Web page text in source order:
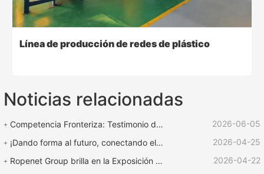
Línea de producción de redes de plástico
Noticias relacionadas
Competencia Fronteriza: Testimonio de Fuerza | Equipo ROPENET Apoya la Competencia de Cuerdas "Copa de Rescate Lu Zhen"
2026-06-05
¡Dando forma al futuro, conectando el mundo! | ¡La feria internacional de plásticos y caucho ROPENET 2026 llega a su fin!
2026-04-25
Ropenet Group brilla en la Exposición Internacional de Caucho y Plástico de Shanghái y regresa cargado de oportunidades para expandir su negocio global.
2026-04-22